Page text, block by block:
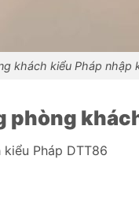
khách kiểu Pháp nhập
Pháp DTT86